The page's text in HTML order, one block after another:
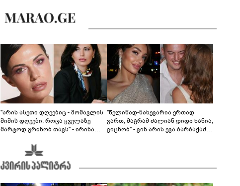
"არის ასეთი დღეებიც - მომავლის
შიშის დღეები, როცა ყველაზე
მარტოდ გრძნობ თავს" - ირინა
"წელიწად-ნახევარია ერთად
ვართ, მაგრამ ძალიან დიდი ხანია,
ვიცნობ" - ვინ არის ევა ბარბაქაძის